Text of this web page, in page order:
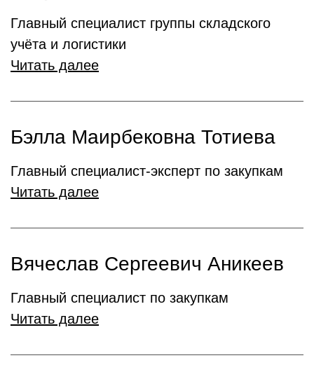
Главный специалист группы складского
учёта и логистики
Читать далее
Бэлла Маирбековна Тотиева
Главный специалист-эксперт по закупкам
Читать далее
Вячеслав Сергеевич Аникеев
Главный специалист по закупкам
Читать далее